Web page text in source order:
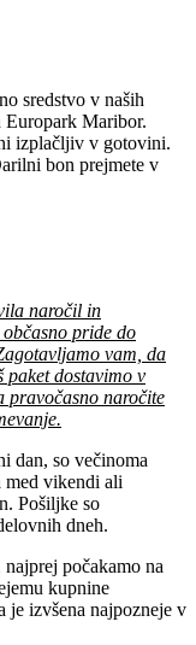
sredstvo v naših
Maribor.
izplačljiv v gotovini.
bon prejmete v
naročil in
pride do
vam, da
paket dostavimo v
pravočasno naročite
dan, so večinoma
med vikendi ali
Pošiljke so
dneh.
počakamo na
kupnine
je izvšena najpozneje v